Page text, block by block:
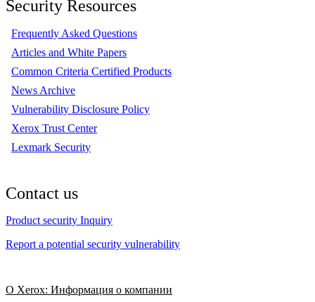
Security Resources
Frequently Asked Questions
Articles and White Papers
Common Criteria Certified Products
News Archive
Vulnerability Disclosure Policy
Xerox Trust Center
Lexmark Security
Contact us
Product security Inquiry
Report a potential security vulnerability
О Xerox: Информация о компании